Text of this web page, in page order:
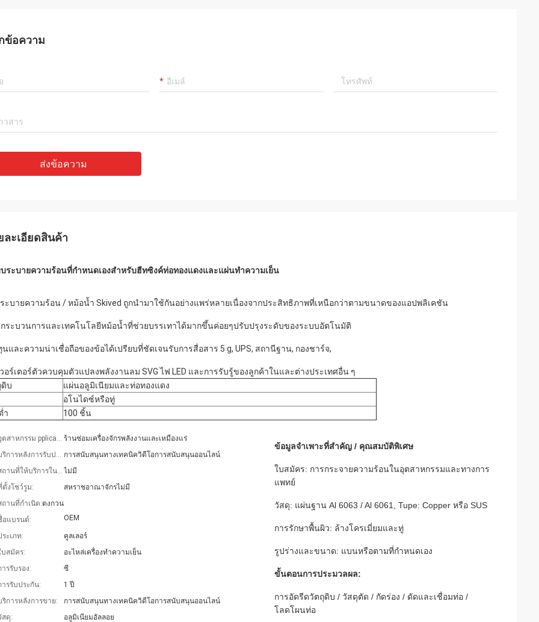
ข้อความ
ส่งข้อความ
ละเอียดสินค้า
ระบายความร้อนที่กำหนดเองสำหรับฮีทซิงค์ท่อทองแดงและแผ่นทำความเย็น
ะบายความร้อน / หม้อน้ำ Skived ถูกนำมาใช้กันอย่างแพร่หลายเนื่องจากประสิทธิภาพที่เหนือกว่าตามขนาดของแอปพลิเคชัน
ระบวนการและเทคโนโลยีหม้อน้ำที่ช่วยบรรเทาได้มากขึ้นค่อยๆปรับปรุงระดับของระบบอัตโนมัติ
และความน่าเชื่อถือของข้อได้เปรียบที่ชัดเจนรับการสื่อสาร 5 g, UPS, สถานีฐาน, กองชาร์จ,
อร์เตอร์ตัวควบคุมตัวแปลงพลังงานลม SVG ไฟ LED และการรับรู้ของลูกค้าในและต่างประเทศอื่น ๆ
บ
แผ่นอลูมิเนียมและท่อทองแดง
อโนไดซ์หรือทู่
ำ
100 ชิ้น
อุตสาหกรรม pplicable: ร้านซ่อมเครื่องจักรพลังงานและเหมืองแร่
บริการหลังการรับประกัน: การสนับสนุนทางเทคนิควิดีโอการสนับสนุนออนไลน์
สถานที่ให้บริการในพื้นที่: ไม่มี
ตั้งโชว์รูม:
สหราชอาณาจักรไม่มี
ถานที่กำเนิด:ตงกวน
อแบรนด์:
OEM
ระเภท:
คูลเลอร์
บสมัคร:
อะไหล่เครื่องทำความเย็น
ารรับรอง:
ซี
ารรับประกัน:
1 ปี
ริการหลังการขาย:
การสนับสนุนทางเทคนิควิดีโอการสนับสนุนออนไลน์
สดุ:
อลูมิเนียมอัลลอย
ข้อมูลจำเพาะที่สำคัญ / คุณสมบัติพิเศษ
ใบสมัคร: การกระจายความร้อนในอุตสาหกรรมและทางการ
แพทย์
วัสดุ: แผ่นฐาน Al 6063 / Al 6061, Tupe: Copper หรือ SUS
การรักษาพื้นผิว: ล้างโครเมี่ยมและทู่
รูปร่างและขนาด: แบนหรือตามที่กำหนดเอง
ขั้นตอนการประมวลผล:
การอัดรีดวัตถุดิบ / วัสดุตัด / กัดร่อง / ดัดและเชื่อมท่อ /
โลดโผนท่อ